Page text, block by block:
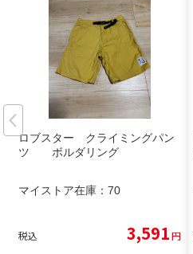
ロブスター クライミングパン
ツ ボルダリング
マイストア在庫： 70
税込 3,591円